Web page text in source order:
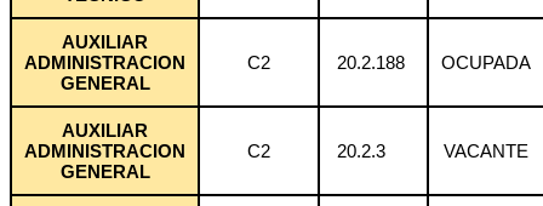
AUXILIAR
ADMINISTRACION
GENERAL
C2 20.2.188 OCUPADA
AUXILIAR
ADMINISTRACION
GENERAL
C2 20.2.3 VACANTE